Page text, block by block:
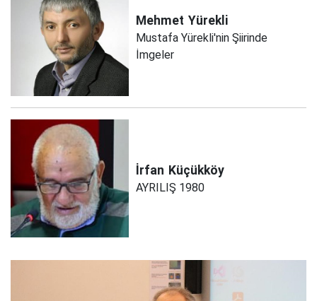
Mehmet Yürekli
Mustafa Yürekli'nin Şiirinde
İmgeler
İrfan Küçükköy
AYRILIŞ 1980